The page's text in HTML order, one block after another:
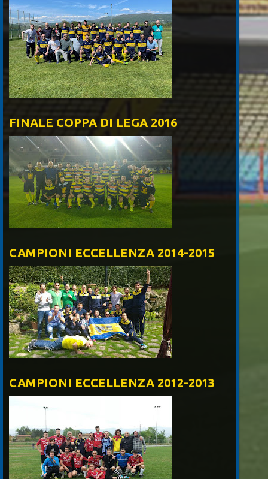
FINALE COPPA DI LEGA 2016
CAMPIONI ECCELLENZA 2014-2015
CAMPIONI ECCELLENZA 2012-2013